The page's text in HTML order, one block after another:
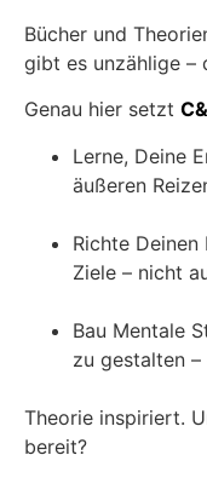
Bücher und
gibt es unzählige –
Genau hier setzt
Lerne, Deine
äußeren
Richte
Ziele – nicht
Bau Mentale
zu gestalten –
Theorie inspiriert.
bereit?